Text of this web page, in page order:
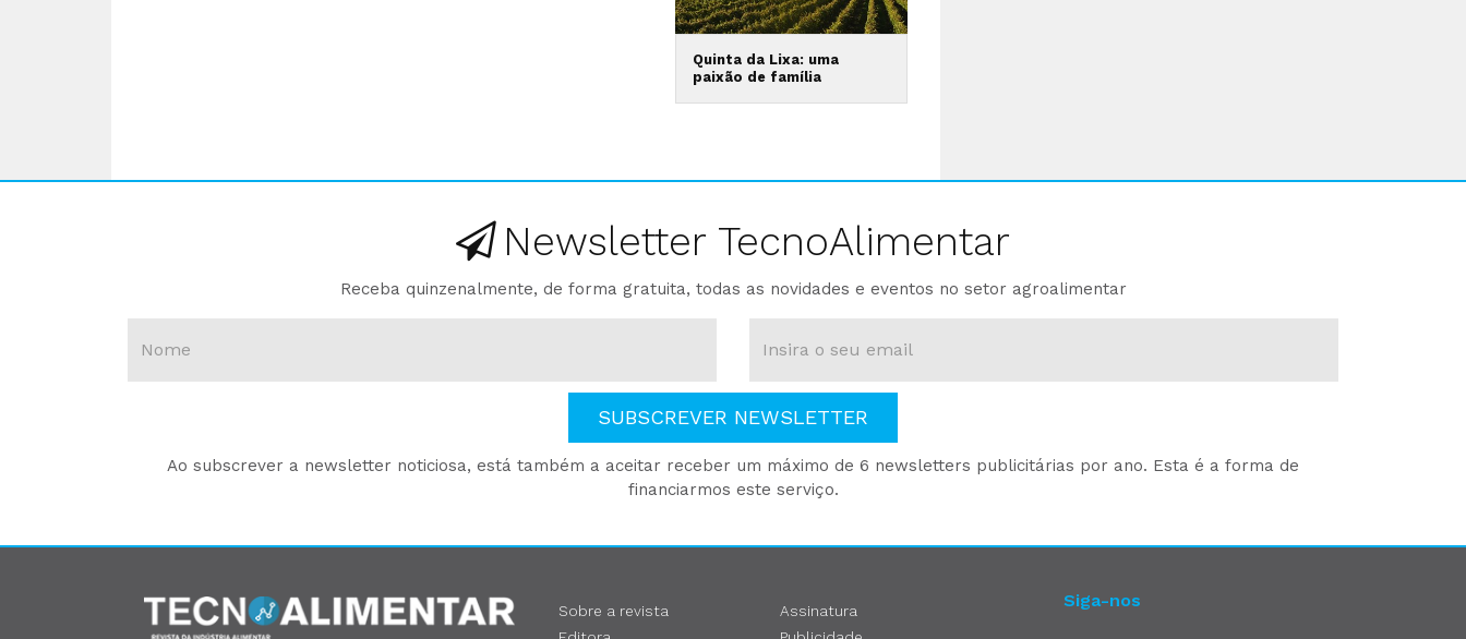
Quinta da Lixa: uma
paixão de família
Newsletter TecnoAlimentar
Receba quinzenalmente, de forma gratuita, todas as novidades e eventos no setor agroalimentar
SUBSCREVER NEWSLETTER
Ao subscrever a newsletter noticiosa, está também a aceitar receber um máximo de 6 newsletters publicitárias por ano. Esta é a forma de
financiarmos este serviço.
Sobre a revista
Assinatura
Siga-nos